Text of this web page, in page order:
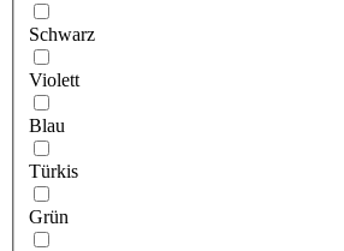
Schwarz
Violett
Blau
Türkis
Grün